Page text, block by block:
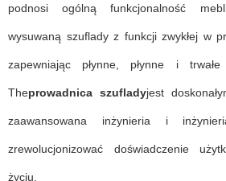
podnosi ogólną funkcjonalność
wysuwaną szuflady z funkcji zwykłej w
zapewniając płynne, płynne i trwałe
Theprowadnica szufladyjest
zaawansowana inżynieria i
zrewolucjonizować doświadczenie
życiu.